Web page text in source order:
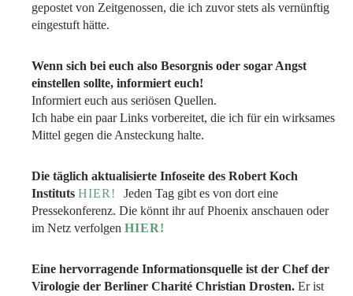
gepostet von Zeitgenossen, die ich zuvor stets als vernünftig
eingestuft hätte.
Wenn sich bei euch also Besorgnis oder sogar Angst
einstellen sollte, informiert euch!
Informiert euch aus seriösen Quellen.
Ich habe ein paar Links vorbereitet, die ich für ein wirksames
Mittel gegen die Ansteckung halte.
Die täglich aktualisierte Infoseite des Robert Koch
Instituts HIER! Jeden Tag gibt es von dort eine
Pressekonferenz. Die könnt ihr auf Phoenix anschauen oder
im Netz verfolgen HIER!
Eine hervorragende Informationsquelle ist der Chef der
Virologie der Berliner Charité Christian Drosten. Er ist